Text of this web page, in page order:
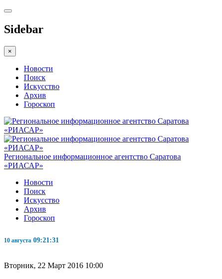
Sidebar
×
Новости
Поиск
Искусство
Архив
Гороскоп
Региональное информационное агентство Саратова
«РИАСАР»
Новости
Поиск
Искусство
Архив
Гороскоп
10 августа 09:21:32
Вторник, 22 Март 2016 10:00